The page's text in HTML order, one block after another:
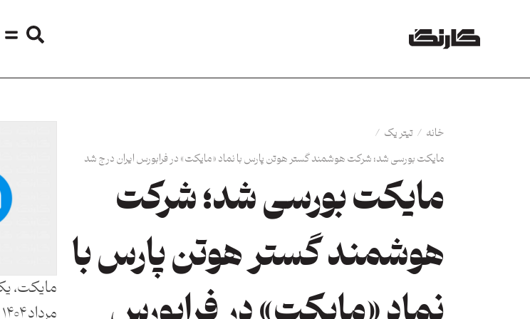
خانه / تیتر یک /
مایکت بورسی شد؛ شرکت هوشمند گستر هوتن پارس با نماد «مایکت» در فرابورس ایران درج شد
مایکت بورسی شد؛ شرکت
هوشمند گستر هوتن پارس با